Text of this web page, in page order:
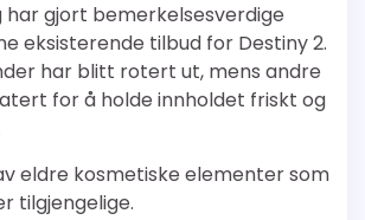
har gjort bemerkelsesverdige
eksisterende tilbud for Destiny 2.
har blitt rotert ut, mens andre
for å holde innholdet friskt og
eldre kosmetiske elementer som
tilgjengelige.